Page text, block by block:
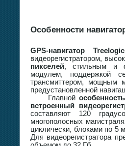
Особенности
GPS-навигатор
видеорегистратором,
пикселей, стильным и
модулем, поддержкой
трансмиттером, мощным
предустановленной
Главной
встроенный
составляют 120
многополосных
циклически, блоками по 5
Для видеорегистратора